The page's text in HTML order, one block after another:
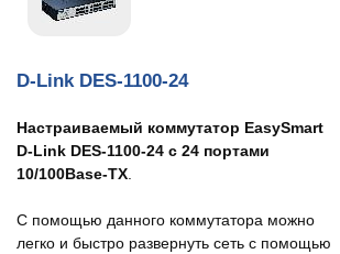
D-Link DES-1100-24
Настраиваемый коммутатор EasySmart
D-Link DES-1100-24 с 24 портами
10/100Base-TX
С помощью данного коммутатора можно
легко и быстро развернуть сеть с помощью